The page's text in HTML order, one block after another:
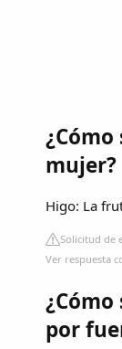
mujer?
Higo: La
Solicitud de
Ver respuesta
por